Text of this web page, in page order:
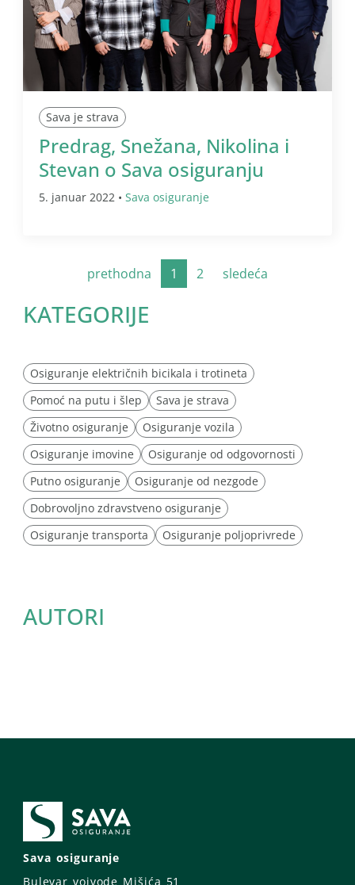
Sava je strava
Predrag, Snežana, Nikolina i
Stevan o Sava osiguranju
5. januar 2022 • Sava osiguranje
prethodna 1 2 sledeća
KATEGORIJE
Osiguranje električnih bicikala i trotineta
Pomoć na putu i šlep
Sava je strava
Životno osiguranje
Osiguranje vozila
Osiguranje imovine
Osiguranje od odgovornosti
Putno osiguranje
Osiguranje od nezgode
Dobrovoljno zdravstveno osiguranje
Osiguranje transporta
Osiguranje poljoprivrede
AUTORI
Sava osiguranje
Bulevar vojvode Mišića 51